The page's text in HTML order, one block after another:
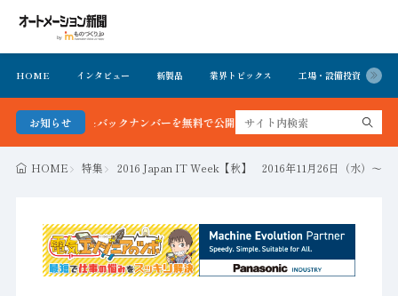
HOME インタビュー 新製品 業界トピックス 工場・設備投資
お知らせ
号＆バックナンバーを無料で公開中 詳細はこちら
HOME 特集 2016 Japan IT Week【秋】 2016年11月26日（水）～28